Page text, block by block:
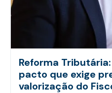
Reforma
pacto que exige
valorização do